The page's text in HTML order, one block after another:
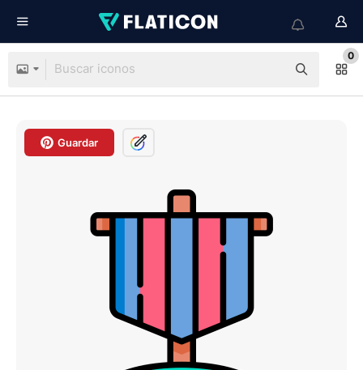
0
Guardar